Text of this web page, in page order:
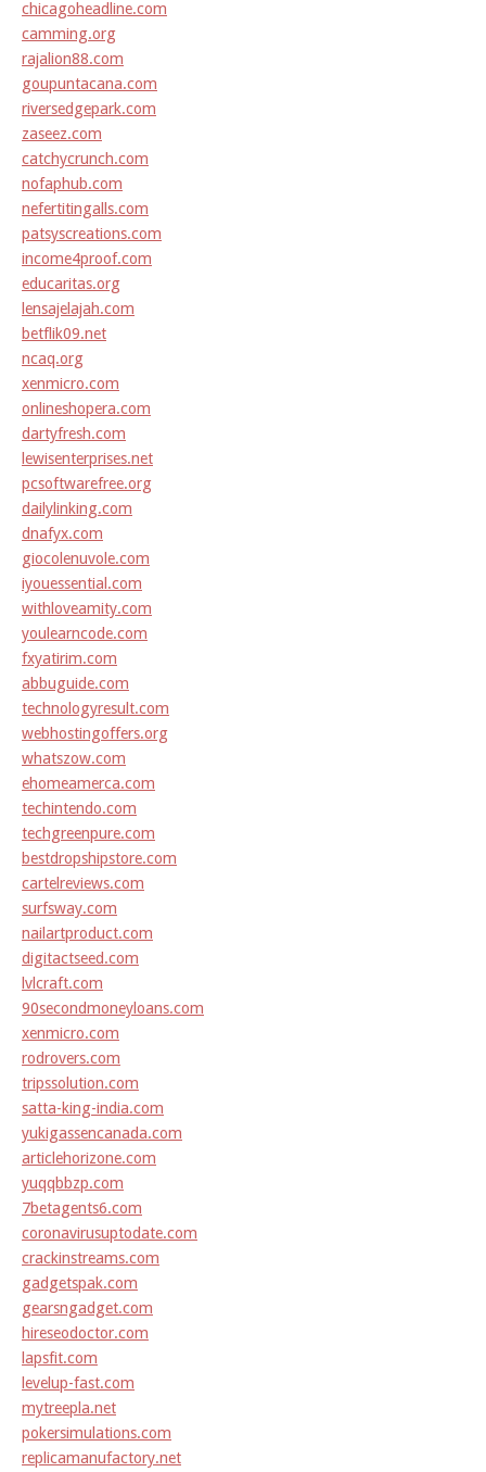
chicagoheadline.com
camming.org
rajalion88.com
goupuntacana.com
riversedgepark.com
zaseez.com
catchycrunch.com
nofaphub.com
nefertitingalls.com
patsyscreations.com
income4proof.com
educaritas.org
lensajelajah.com
betflik09.net
ncaq.org
xenmicro.com
onlineshopera.com
dartyfresh.com
lewisenterprises.net
pcsoftwarefree.org
dailylinking.com
dnafyx.com
giocolenuvole.com
iyouessential.com
withloveamity.com
youlearncode.com
fxyatirim.com
abbuguide.com
technologyresult.com
webhostingoffers.org
whatszow.com
ehomeamerca.com
techintendo.com
techgreenpure.com
bestdropshipstore.com
cartelreviews.com
surfsway.com
nailartproduct.com
digitactseed.com
lvlcraft.com
90secondmoneyloans.com
xenmicro.com
rodrovers.com
tripssolution.com
satta-king-india.com
yukigassencanada.com
articlehorizone.com
yuqqbbzp.com
7betagents6.com
coronavirusuptodate.com
crackinstreams.com
gadgetspak.com
gearsngadget.com
hireseodoctor.com
lapsfit.com
levelup-fast.com
mytreepla.net
pokersimulations.com
replicamanufactory.net